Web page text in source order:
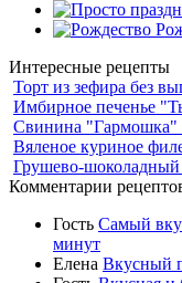
Интересные рецепты
Торт из зефира без
Имбирное печенье
Свинина "Гармошка"
Вяленое куриное
Грушево-шоколадный
Комментарии
Гость Самый
минут
Елена Вкусный